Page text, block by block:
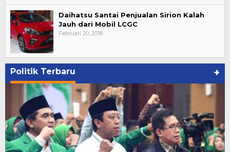
Daihatsu Santai Penjualan Sirion Kalah
Jauh dari Mobil LCGC
Februari 20, 2018
Politik Terbaru +